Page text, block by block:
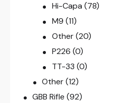
Hi-Capa (78)
M9 (11)
Other (20)
P226 (0)
TT-33 (0)
Other (12)
GBB Rifle (92)